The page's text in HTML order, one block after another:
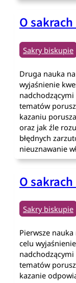
O
Sakry biskupie
Druga nauka
wyjaśnienie
tematów
kazaniu
oraz jak źle
błędnych
nieuznawanie
O
Sakry biskupie
Pierwsze
celu
tematów
kazanie